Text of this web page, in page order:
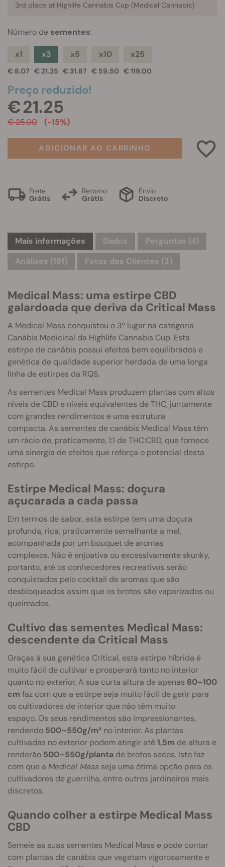
3rd place at Highlife Cannabis Cup (Medical Cannabis)
Número de sementes:
x1
€ 8.07
x3
€ 21.25
x5
€ 31.87
x10
€ 59.50
x25
€ 119.00
Preço reduzido!
€ 21.25
€ 25.00 (-15%)
ADICIONAR AO CARRINHO
Frete
Grátis
Retorno
Grátis
Envio
Discreto
Mais informações Dados Perguntas (4)
Análises (191)
Fotos dos Clientes (3)
Medical Mass: uma estirpe CBD
galardoada que deriva da Critical Mass
A Medical Mass conquistou o 3º lugar na categoria
Canábis Medicinal da Highlife Cannabis Cup. Esta
estirpe de canábis possui efeitos bem equilibrados e
genética de qualidade superior herdada de uma longa
linha de estirpes da RQS.
As sementes Medical Mass produzem plantas com altos
níveis de CBD e níveis equivalentes de THC, juntamente
com grandes rendimentos e uma estrutura
compacta. As sementes de canábis Medical Mass têm
um rácio de, praticamente, 1:1 de THC:CBD, que fornece
uma sinergia de efeitos que reforça o potencial desta
estirpe.
Estirpe Medical Mass: doçura
açucarada a cada passa
Em termos de sabor, esta estirpe tem uma doçura
profunda, rica, praticamente semelhante a mel,
acompanhada por um bouquet de aromas
complexos. Não é enjoativa ou excessivamente skunky,
portanto, até os conhecedores recreativos serão
conquistados pelo cocktail de aromas que são
desbloqueados assim que os brotos são vaporizados ou
queimados.
Cultivo das sementes Medical Mass:
descendente da Critical Mass
Graças à sua genética Critical, esta estirpe híbrida é
muito fácil de cultivar e prosperará tanto no interior
quanto no exterior. A sua curta altura de apenas 60–100
cm faz com que a estirpe seja muito fácil de gerir para
os cultivadores de interior que não têm muito
espaço. Os seus rendimentos são impressionantes,
rendendo 500–550g/m² no interior. As plantas
cultivadas no exterior podem atingir até1,5m de altura e
renderão 500–550g/planta de brotos secos. Isto faz
com que a Medical Mass seja uma ótima opção para os
cultivadores de guerrilha, entre outros jardineiros mais
discretos.
Quando colher a estirpe Medical Mass
CBD
Semeie as suas sementes Medical Mass e pode contar
com plantas de canábis que vegetam vigorosamente e